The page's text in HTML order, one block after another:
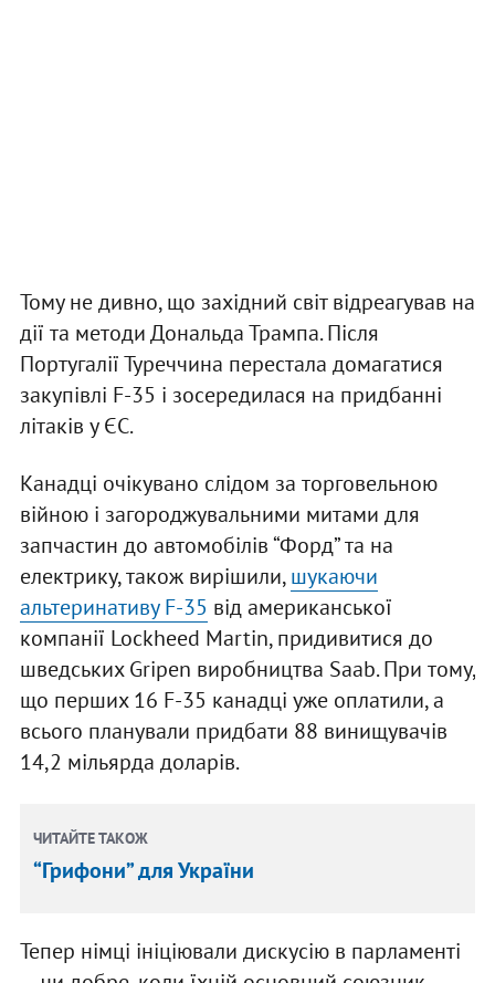
Тому не дивно, що західний світ відреагував на
дії та методи Дональда Трампа. Після
Португалії Туреччина перестала домагатися
закупівлі F-35 і зосередилася на придбанні
літаків у ЄС.
Канадці очікувано слідом за торговельною
війною і загороджувальними митами для
запчастин до автомобілів “Форд” та на
електрику, також вирішили,шукаючи
альтеринативу F-35 від американської
компанії Lockheed Martin, придивитися до
шведських Gripen виробництва Saab. При тому,
що перших 16 F-35 канадці уже оплатили, а
всього планували придбати 88 винищувачів
14,2 мільярда доларів.
ЧИТАЙТЕ ТАКОЖ
“Грифони” для України
Тепер німці ініціювали дискусію в парламенті